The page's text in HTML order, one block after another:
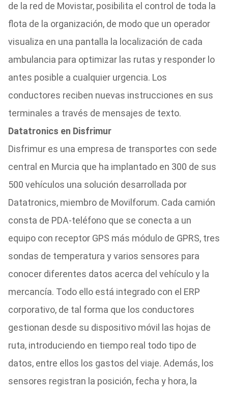
de la red de Movistar, posibilita el control de toda la
flota de la organización, de modo que un operador
visualiza en una pantalla la localización de cada
ambulancia para optimizar las rutas y responder lo
antes posible a cualquier urgencia. Los
conductores reciben nuevas instrucciones en sus
terminales a través de mensajes de texto.
Datatronics en Disfrimur
Disfrimur es una empresa de transportes con sede
central en Murcia que ha implantado en 300 de sus
500 vehículos una solución desarrollada por
Datatronics, miembro de Movilforum. Cada camión
consta de PDA-teléfono que se conecta a un
equipo con receptor GPS más módulo de GPRS, tres
sondas de temperatura y varios sensores para
conocer diferentes datos acerca del vehículo y la
mercancía. Todo ello está integrado con el ERP
corporativo, de tal forma que los conductores
gestionan desde su dispositivo móvil las hojas de
ruta, introduciendo en tiempo real todo tipo de
datos, entre ellos los gastos del viaje. Además, los
sensores registran la posición, fecha y hora, la